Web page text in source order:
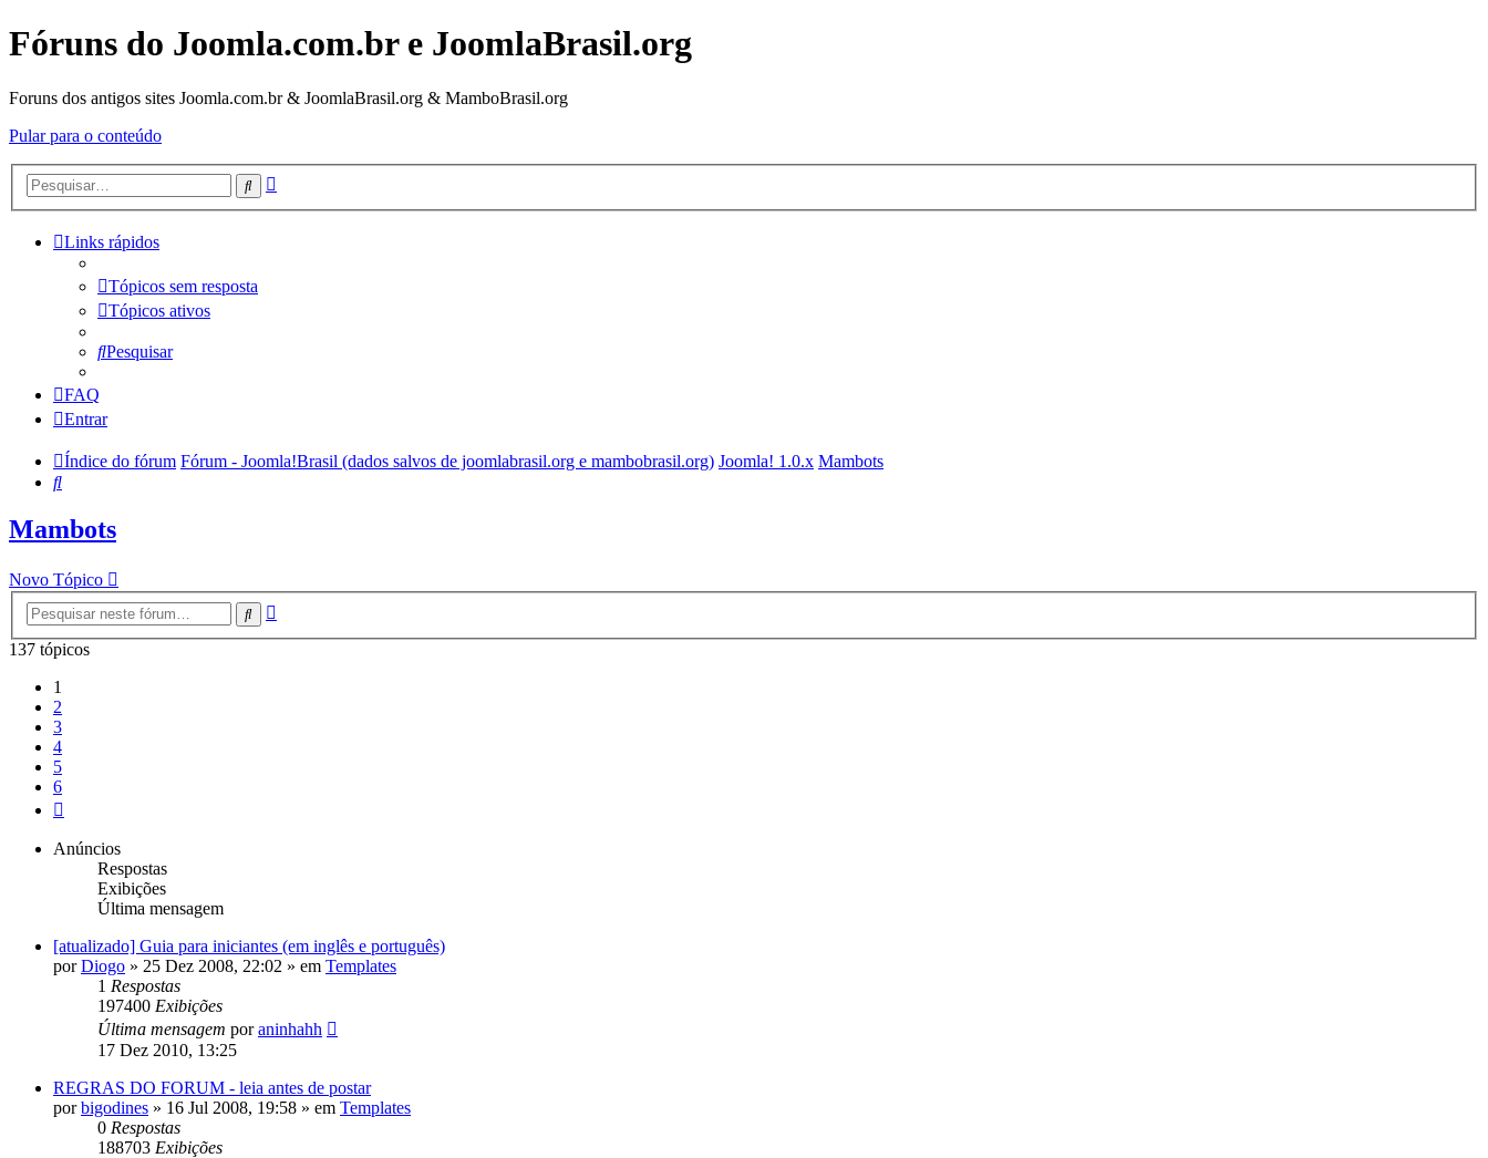
Fóruns do Joomla.com.br e JoomlaBrasil.org
Foruns dos antigos sites Joomla.com.br & JoomlaBrasil.org & MamboBrasil.org
Pular para o conteúdo
Pesquisar
Links rápidos
Tópicos sem resposta
Tópicos ativos
Pesquisar
FAQ
Entrar
Índice do fórum Fórum - Joomla!Brasil (dados salvos de joomlabrasil.org e mambobrasil.org) Joomla! 1.0.x Mambots
Pesquisar
Mambots
Novo Tópico
Pesquisar
137 tópicos
1
2
3
4
5
6
Anúncios
Respostas
Exibições
Última mensagem
[atualizado] Guia para iniciantes (em inglês e português)
porDiogo » 25 Dez 2008, 22:02 » em Templates
1 Respostas
197400 Exibições
Última mensagem poraninhahh
17 Dez 2010, 13:25
REGRAS DO FORUM - leia antes de postar
porbigodines » 16 Jul 2008, 19:58 » em Templates
0 Respostas
188703 Exibições